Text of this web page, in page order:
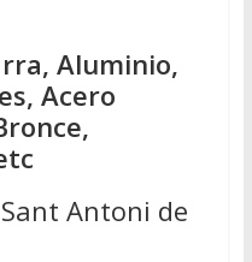
Aluminio,
Acero
Antoni de